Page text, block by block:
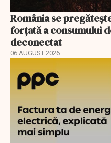
România se
forțată a consumului
deconectat
06 AUGUST 2026